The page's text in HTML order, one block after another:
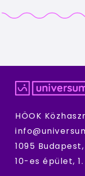
HÖOK
1095
10-es épület,